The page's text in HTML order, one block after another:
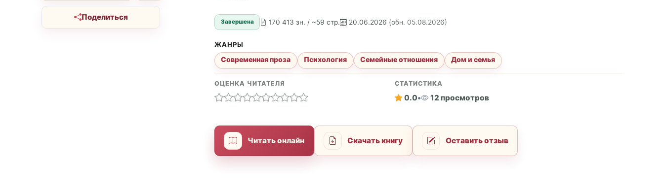
Поделиться Завершена 170 413 зн. / ~59 стр. 20.06.2026 (обн. 05.08.2026)
ЖАНРЫ
Современная проза Психология Семейные отношения Дом и семья
ОЦЕНКА ЧИТАТЕЛЯ СТАТИСТИКА
0.0• 12 просмотров
Читать онлайн Скачать книгу Оставить отзыв